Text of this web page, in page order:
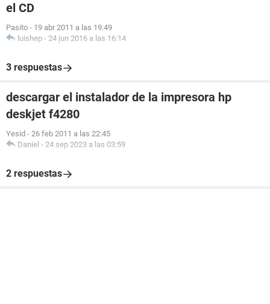
el CD
Pasito - 19 abr 2011 a las 19:49
luishep - 24 jun 2016 a las 16:14
3 respuestas
descargar el instalador de la impresora hp
deskjet f4280
Yesid - 26 feb 2011 a las 22:45
Daniel - 24 sep 2023 a las 03:59
2 respuestas